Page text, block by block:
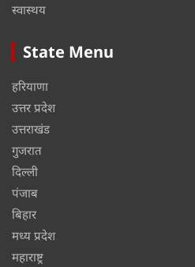
स्वास्थय
State Menu
हरियाणा
उत्तर प्रदेश
उत्तराखंड
गुजरात
दिल्ली
पंजाब
बिहार
मध्य प्रदेश
महाराष्ट्र